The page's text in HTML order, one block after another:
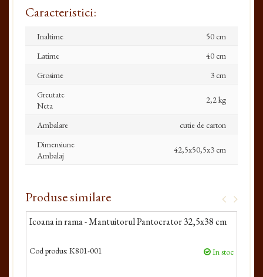
Caracteristici:
Inaltime
50 cm
Latime
40 cm
Grosime
3 cm
Greutate
Neta
2,2 kg
Ambalare
cutie de carton
Dimensiune
Ambalaj
42,5x50,5x3 cm
Produse similare
Icoana in rama - Mantuitorul Pantocrator 32,5x38 cm
Cod produs: K801-001 In stoc